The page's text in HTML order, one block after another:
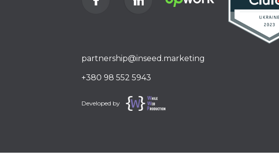
partnership@inseed.marketing
+380 98 552 5943
Developed by